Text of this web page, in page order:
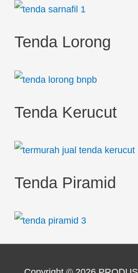
Tenda Lorong
Tenda Kerucut
Tenda Piramid